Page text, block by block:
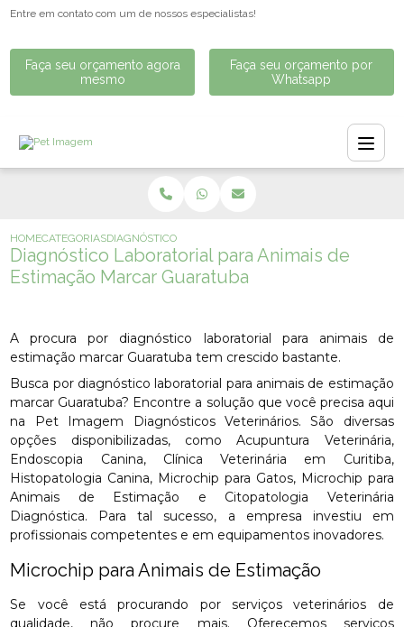
Entre em contato com um de nossos especialistas!
Faça seu orçamento agora
mesmo
Faça seu orçamento por
Whatsapp
HOMECATEGORIASDIAGNÓSTICO LABORATORIAL PARA ANIMAIS DE
Diagnóstico Laboratorial para Animais de
Estimação Marcar Guaratuba
A procura por diagnóstico laboratorial para animais de
estimação marcar Guaratuba tem crescido bastante.
Busca por diagnóstico laboratorial para animais de estimação
marcar Guaratuba? Encontre a solução que você precisa aqui
na Pet Imagem Diagnósticos Veterinários. São diversas
opções disponibilizadas, como Acupuntura Veterinária,
Endoscopia Canina, Clínica Veterinária em Curitiba,
Histopatologia Canina, Microchip para Gatos, Microchip para
Animais de Estimação e Citopatologia Veterinária
Diagnóstica. Para tal sucesso, a empresa investiu em
profissionais competentes e em equipamentos inovadores.
Microchip para Animais de Estimação
Se você está procurando por serviços veterinários de
qualidade, não procure mais. Oferecemos serviços